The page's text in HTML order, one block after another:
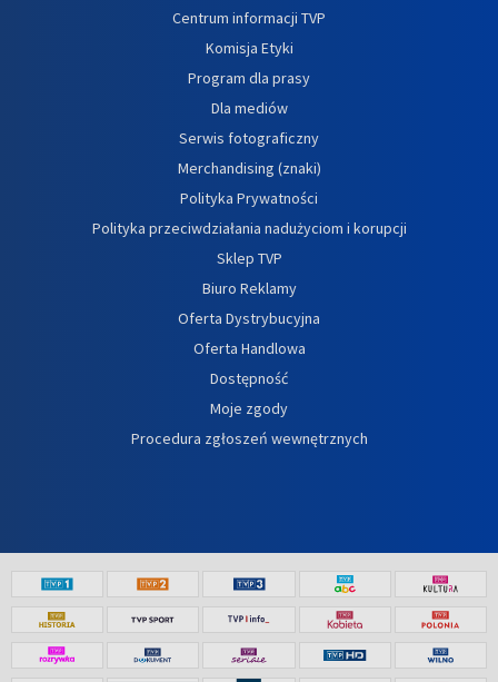
Centrum informacji TVP
Komisja Etyki
Program dla prasy
Dla mediów
Serwis fotograficzny
Merchandising (znaki)
Polityka Prywatności
Polityka przeciwdziałania nadużyciom i korupcji
Sklep TVP
Biuro Reklamy
Oferta Dystrybucyjna
Oferta Handlowa
Dostępność
Moje zgody
Procedura zgłoszeń wewnętrznych